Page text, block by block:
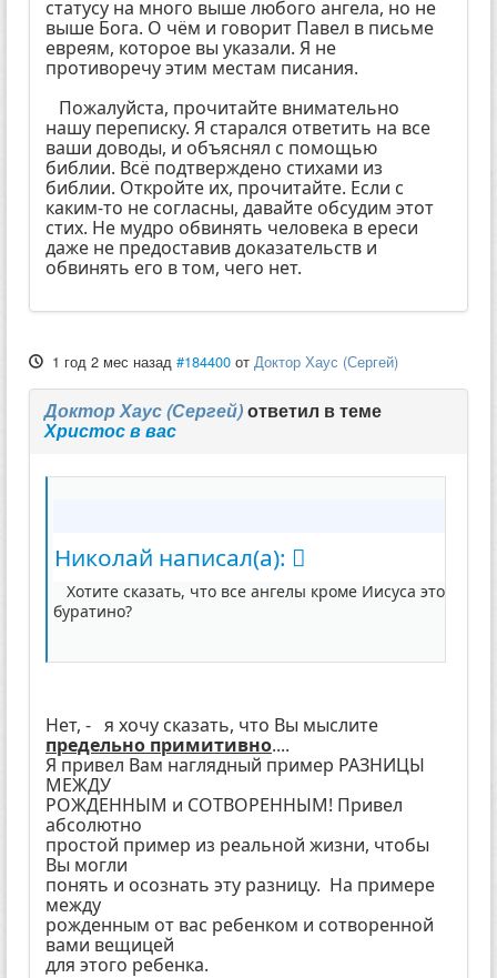
статусу на много выше любого ангела, но не
выше Бога. О чём и говорит Павел в письме
евреям, которое вы указали. Я не
противоречу этим местам писания.
Пожалуйста, прочитайте внимательно
нашу переписку. Я старался ответить на все
ваши доводы, и объяснял с помощью
библии. Всё подтверждено стихами из
библии. Откройте их, прочитайте. Если с
каким-то не согласны, давайте обсудим этот
стих. Не мудро обвинять человека в ереси
даже не предоставив доказательств и
обвинять его в том, чего нет.
1 год 2 мес назад #184400 отДоктор Хаус (Сергей)
Доктор Хаус (Сергей)ответил в теме
Христос в вас
Николай написал(а):
Хотите сказать, что все ангелы кроме Иисуса это
буратино?
Нет, - я хочу сказать, что Вы мыслите
предельно примитивно....
Я привел Вам наглядный пример РАЗНИЦЫ
МЕЖДУ
РОЖДЕННЫМ и СОТВОРЕННЫМ! Привел
абсолютно
простой пример из реальной жизни, чтобы
Вы могли
понять и осознать эту разницу. На примере
между
рожденным от вас ребенком и сотворенной
вами вещицей
для этого ребенка.